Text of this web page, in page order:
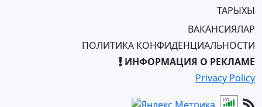
ТАРЫХЫ
ВАКАНСИЯЛАР
ПОЛИТИКА КОНФИДЕНЦИАЛЬНОСТИ
ИНФОРМАЦИЯ О РЕКЛАМЕ
Privacy Policy